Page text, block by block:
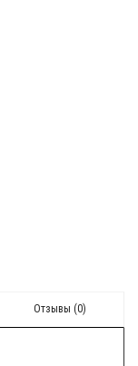
Отзывы (0)